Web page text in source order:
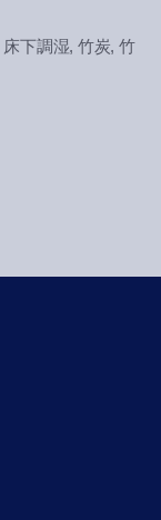
床下調湿, 竹炭, 竹